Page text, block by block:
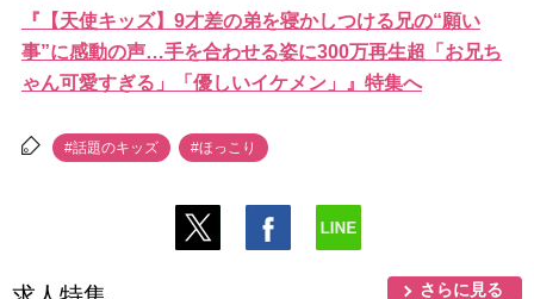
『【天使キッズ】9才差の弟を寝かしつける兄の“願い
事”に感動の声…手を合わせる姿に300万再生超「お兄ち
ゃん可愛すぎる」「優しいイケメン」』特集へ
#話題のキッズ #ほっこり
さらに見る